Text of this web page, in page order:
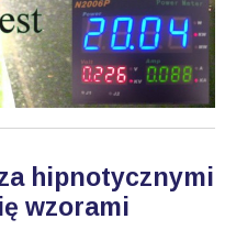
hipnotycznymi
wzorami